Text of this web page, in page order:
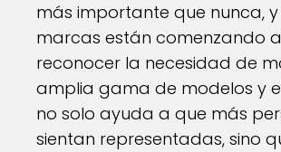
más importante que nunca, y
marcas están comenzando a
reconocer la necesidad de
amplia gama de modelos y
no solo ayuda a que más
sientan representadas, sino